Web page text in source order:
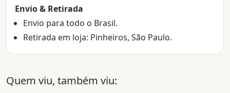
Envio & Retirada
Envio para todo o Brasil.
Retirada em loja: Pinheiros, São Paulo.
Quem viu, também viu: